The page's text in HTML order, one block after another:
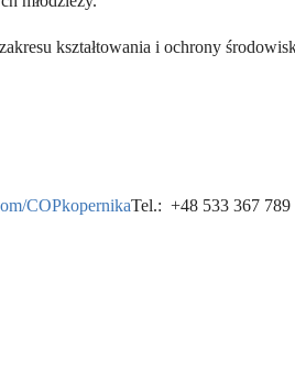
kształtowania i ochrony
COPkopernikaTel.: +48 533 367 789